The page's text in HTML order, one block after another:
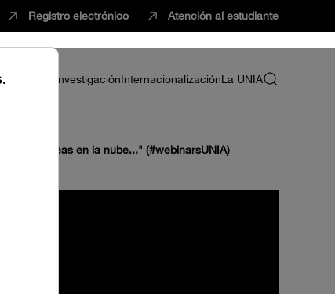
Registro electrónico Atención al estudiante
InvestigaciónInternacionalizaciónLa UNIA
tareas en la nube..." (#webinarsUNIA)